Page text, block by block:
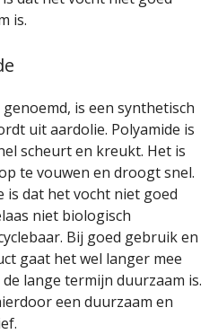
is.
is een synthetisch
uit aardolie. Polyamide is
scheurt en kreukt. Het is
te vouwen en droogt snel.
is dat het vocht niet goed
niet biologisch
Bij goed gebruik en
gaat het wel langer mee
lange termijn duurzaam is.
een duurzaam en